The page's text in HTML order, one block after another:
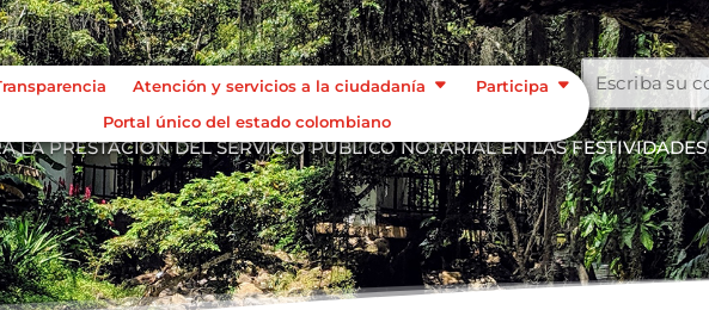
Atención y servicios a la ciudadanía
Participa
Portal único del estado colombiano
LA PRESTACIÓN DEL SERVICIO PÚBLICO NOTARIAL EN LAS